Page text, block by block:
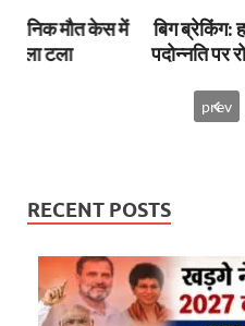
बिग ब्रेकिंग: हाईकोर्ट के
पदोन्नति पर रोक, मसूरी
prev
RECENT POSTS